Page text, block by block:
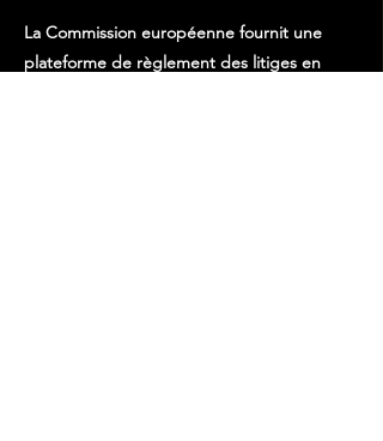
La Commission européenne fournit une
plateforme de règlement des litiges en